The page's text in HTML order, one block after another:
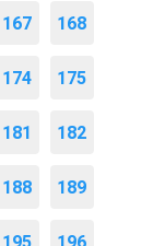
167 168
174 175
181 182
188 189